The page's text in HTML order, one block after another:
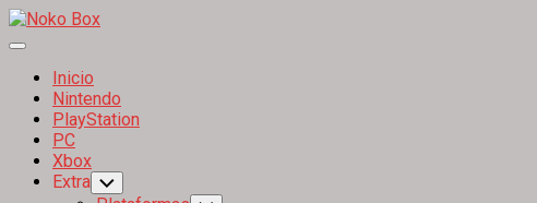
Skip
to
Expand
Inicio
Nintendo
PlayStation
PC
Xbox
Extra Toggle
Child